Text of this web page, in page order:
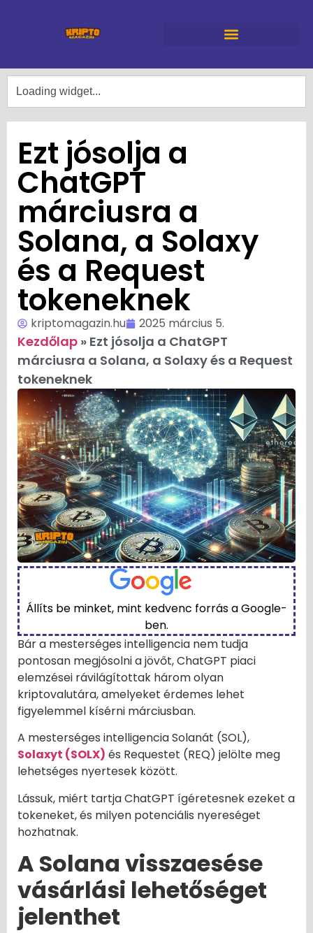
Ezt jósolja a
ChatGPT
márciusra a
Solana, a Solaxy
és a Request
tokeneknek
kriptomagazin.hu 2025 március 5.
Kezdőlap » Ezt jósolja a ChatGPT
márciusra a Solana, a Solaxy és a Request
tokeneknek
Állíts be minket, mint kedvenc forrás a Google-
ben.
Bár a mesterséges intelligencia nem tudja
pontosan megjósolni a jövőt, ChatGPT piaci
elemzései rávilágítottak három olyan
kriptovalutára, amelyeket érdemes lehet
figyelemmel kísérni márciusban.
A mesterséges intelligencia Solanát (SOL),
Solaxyt (SOLX) és Requestet (REQ) jelölte meg
lehetséges nyertesek között.
Lássuk, miért tartja ChatGPT ígéretesnek ezeket a
tokeneket, és milyen potenciális nyereséget
hozhatnak.
A Solana visszaesése
vásárlási lehetőséget
jelenthet